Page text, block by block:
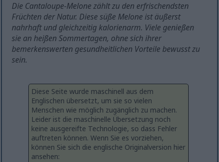
Die Cantaloupe-Melone zählt zu den erfrischendsten
Früchten der Natur. Diese süße Melone ist äußerst
nahrhaft und gleichzeitig kalorienarm. Viele genießen
sie an heißen Sommertagen, ohne sich ihrer
bemerkenswerten gesundheitlichen Vorteile bewusst zu
sein.
Diese Seite wurde maschinell aus dem
Englischen übersetzt, um sie so vielen
Menschen wie möglich zugänglich zu machen.
Leider ist die maschinelle Übersetzung noch
keine ausgereifte Technologie, so dass Fehler
auftreten können. Wenn Sie es vorziehen,
können Sie sich die englische Originalversion hier
ansehen: